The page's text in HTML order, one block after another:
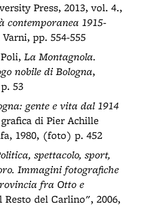
Press, 2013, vol. 4.,
contemporanea 1915-
pp. 554-555
La Montagnola.
nobile di Bologna,
53
gente e vita dal 1914
di Pier Achille
1980, (foto) p. 452
spettacolo, sport,
Immagini fotografiche
fra Otto e
del Carlino", 2006,